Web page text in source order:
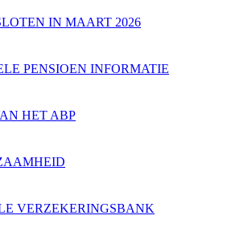
IN MAART 2026
PENSIOEN INFORMATIE
HET ABP
VERZEKERINGSBANK